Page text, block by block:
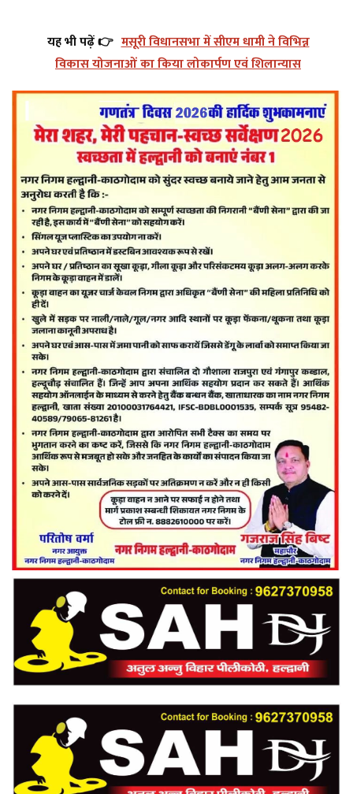
यह भी पढ़ें 👉 मसूरी विधानसभा में सीएम धामी ने विभिन्न
विकास योजनाओं का किया लोकार्पण एवं शिलान्यास